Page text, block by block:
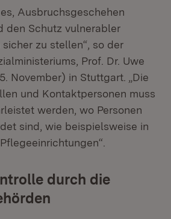
es, Ausbruchsgeschehen
den Schutz vulnerabler
zu stellen“, so der
Prof. Dr. Uwe
November) in Stuttgart. „Die
und Kontaktpersonen muss
werden, wo Personen
sind, wie beispielsweise in
durch die